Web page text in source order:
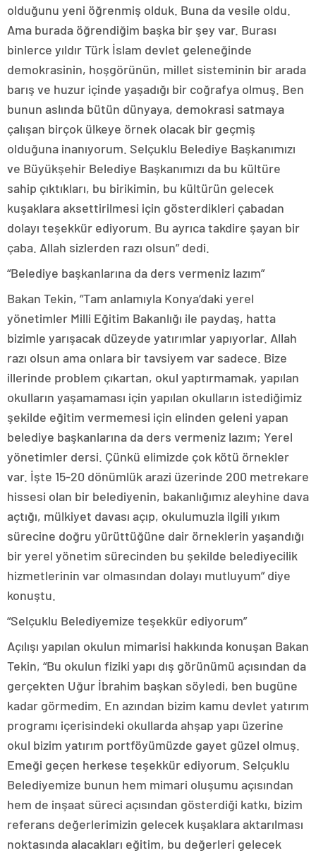
olduğunu yeni öğrenmiş olduk. Buna da vesile oldu.
Ama burada öğrendiğim başka bir şey var. Burası
binlerce yıldır Türk İslam devlet geleneğinde
demokrasinin, hoşgörünün, millet sisteminin bir arada
barış ve huzur içinde yaşadığı bir coğrafya olmuş. Ben
bunun aslında bütün dünyaya, demokrasi satmaya
çalışan birçok ülkeye örnek olacak bir geçmiş
olduğuna inanıyorum. Selçuklu Belediye Başkanımızı
ve Büyükşehir Belediye Başkanımızı da bu kültüre
sahip çıktıkları, bu birikimin, bu kültürün gelecek
kuşaklara aksettirilmesi için gösterdikleri çabadan
dolayı teşekkür ediyorum. Bu ayrıca takdire şayan bir
çaba. Allah sizlerden razı olsun” dedi.
“Belediye başkanlarına da ders vermeniz lazım”
Bakan Tekin, “Tam anlamıyla Konya’daki yerel
yönetimler Milli Eğitim Bakanlığı ile paydaş, hatta
bizimle yarışacak düzeyde yatırımlar yapıyorlar. Allah
razı olsun ama onlara bir tavsiyem var sadece. Bize
illerinde problem çıkartan, okul yaptırmamak, yapılan
okulların yaşamaması için yapılan okulların istediğimiz
şekilde eğitim vermemesi için elinden geleni yapan
belediye başkanlarına da ders vermeniz lazım; Yerel
yönetimler dersi. Çünkü elimizde çok kötü örnekler
var. İşte 15-20 dönümlük arazi üzerinde 200 metrekare
hissesi olan bir belediyenin, bakanlığımız aleyhine dava
açtığı, mülkiyet davası açıp, okulumuzla ilgili yıkım
sürecine doğru yürüttüğüne dair örneklerin yaşandığı
bir yerel yönetim sürecinden bu şekilde belediyecilik
hizmetlerinin var olmasından dolayı mutluyum” diye
konuştu.
“Selçuklu Belediyemize teşekkür ediyorum”
Açılışı yapılan okulun mimarisi hakkında konuşan Bakan
Tekin, “Bu okulun fiziki yapı dış görünümü açısından da
gerçekten Uğur İbrahim başkan söyledi, ben bugüne
kadar görmedim. En azından bizim kamu devlet yatırım
programı içerisindeki okullarda ahşap yapı üzerine
okul bizim yatırım portföyümüzde gayet güzel olmuş.
Emeği geçen herkese teşekkür ediyorum. Selçuklu
Belediyemize bunun hem mimari oluşumu açısından
hem de inşaat süreci açısından gösterdiği katkı, bizim
referans değerlerimizin gelecek kuşaklara aktarılması
noktasında alacakları eğitim, bu değerleri gelecek